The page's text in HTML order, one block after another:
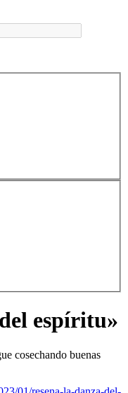
espíritu»
cosechando buenas